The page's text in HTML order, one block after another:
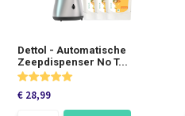
Dettol - Automatische
Zeepdispenser No T...
€ 28,99